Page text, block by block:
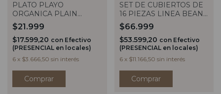
PLATO PLAYO
ORGANICA PLAIN
CRUDO
$21.999
$17.599,20 con Efectivo
(PRESENCIAL en locales)
6 x $3.666,50 sin interés
SET DE CUBIERTOS DE
16 PIEZAS LINEA BEAN
NEGRO OPACO
$66.999
$53.599,20 con Efectivo
(PRESENCIAL en locales)
6 x $11.166,50 sin interés
Comprar